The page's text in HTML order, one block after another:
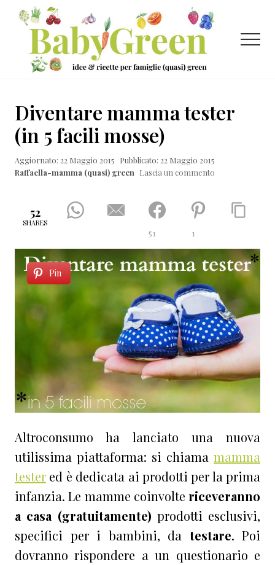
Menu
Passa
contenuto
principale
Passa
laterale
primaria
Passa
ricette
per
famiglie
Menu
Diventare mamma tester
(in 5 facili mosse)
Aggiornato: 22 Maggio 2015 Pubblicato: 22 Maggio 2015
Raffaella-mamma (quasi) green Lascia un commento
52
SHARES
51 1
Pin
Altroconsumo ha lanciato una nuova
utilissima piattaforma: si chiama mamma
tester ed è dedicata ai prodotti per la prima
infanzia. Le mamme coinvolte riceveranno
a casa (gratuitamente) prodotti esclusivi,
specifici per i bambini, da testare. Poi
dovranno rispondere a un questionario e